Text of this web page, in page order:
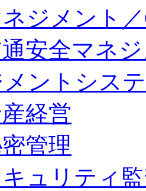
ジメント
安全マネ
ントシス
経営
管理
ュリティ